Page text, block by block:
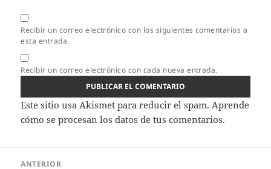
Recibir un correo electrónico con los siguientes comentarios a
esta entrada.
Recibir un correo electrónico con cada nueva entrada.
Este sitio usa Akismet para reducir el spam. Aprende
cómo se procesan los datos de tus comentarios.
ANTERIOR